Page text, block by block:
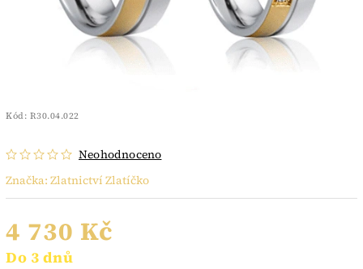
Kód: R30.04.022
Neohodnoceno
Značka: Zlatnictví Zlatíčko
4 730 Kč
Do 3 dnů